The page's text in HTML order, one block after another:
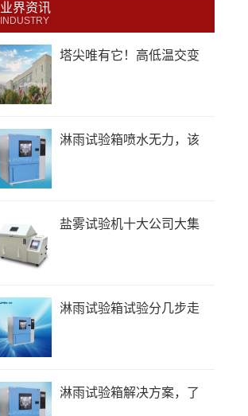
业界资讯
INDUSTRY
塔尖唯有它！高低温交变
淋雨试验箱喷水无力，该
盐雾试验机十大公司大集
淋雨试验箱试验分几步走
淋雨试验箱解决方案，了